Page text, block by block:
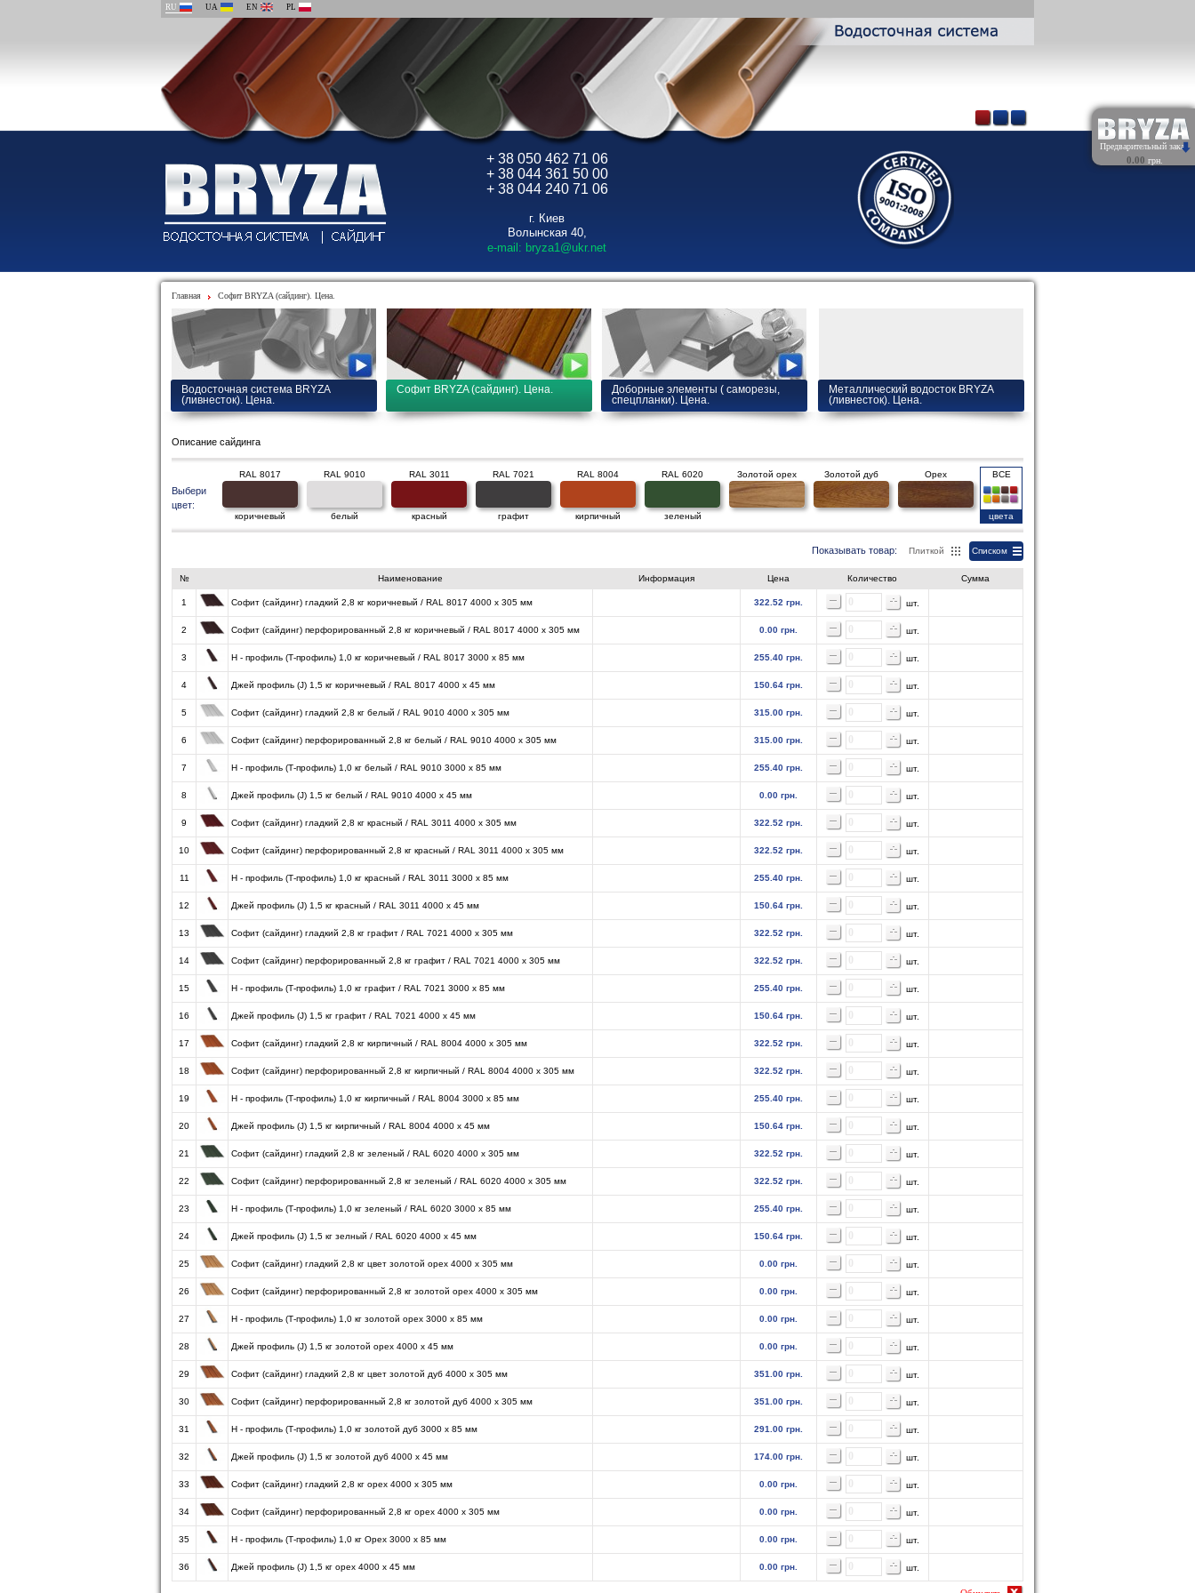
RU UA EN PL
+ 38 050 462 71 06
+ 38 044 361 50 00
+ 38 044 240 71 06
г. Киев
Волынская 40,
e-mail: bryza1@ukr.net
Главная Софит BRYZA (сайдинг). Цена.
Водосточная система BRYZA
(ливнесток). Цена.
Софит BRYZA (сайдинг). Цена.
Доборные элементы ( саморезы,
спецпланки). Цена.
Металлический водосток BRYZA
(ливнесток). Цена.
Описание сайдинга
Выбери
цвет:
RAL 8017
коричневый
RAL 9010
белый
RAL 3011
красный
RAL 7021
графит
RAL 8004
кирпичный
RAL 6020
зеленый
Золотой орех Золотой дуб Орех ВСЕ
цвета
Показывать товар: Плиткой Списком
№ Наименование Информация Цена Количество Сумма
1 Софит (сайдинг) гладкий 2,8 кг коричневый / RAL 8017 4000 х 305 мм 322.52 грн. шт.
2 Софит (сайдинг) перфорированный 2,8 кг коричневый / RAL 8017 4000 х 305 мм 0.00 грн. шт.
3 H - профиль (Т-профиль) 1,0 кг коричневый / RAL 8017 3000 х 85 мм 255.40 грн. шт.
4 Джей профиль (J) 1,5 кг коричневый / RAL 8017 4000 х 45 мм 150.64 грн. шт.
5 Софит (сайдинг) гладкий 2,8 кг белый / RAL 9010 4000 х 305 мм 315.00 грн. шт.
6 Софит (сайдинг) перфорированный 2,8 кг белый / RAL 9010 4000 х 305 мм 315.00 грн. шт.
7 H - профиль (Т-профиль) 1,0 кг белый / RAL 9010 3000 х 85 мм 255.40 грн. шт.
8 Джей профиль (J) 1,5 кг белый / RAL 9010 4000 х 45 мм 0.00 грн. шт.
9 Софит (сайдинг) гладкий 2,8 кг красный / RAL 3011 4000 х 305 мм 322.52 грн. шт.
10 Софит (сайдинг) перфорированный 2,8 кг красный / RAL 3011 4000 х 305 мм 322.52 грн. шт.
11 H - профиль (Т-профиль) 1,0 кг красный / RAL 3011 3000 х 85 мм 255.40 грн. шт.
12 Джей профиль (J) 1,5 кг красный / RAL 3011 4000 х 45 мм 150.64 грн. шт.
13 Софит (сайдинг) гладкий 2,8 кг графит / RAL 7021 4000 х 305 мм 322.52 грн. шт.
14 Софит (сайдинг) перфорированный 2,8 кг графит / RAL 7021 4000 х 305 мм 322.52 грн. шт.
15 H - профиль (Т-профиль) 1,0 кг графит / RAL 7021 3000 х 85 мм 255.40 грн. шт.
16 Джей профиль (J) 1,5 кг графит / RAL 7021 4000 х 45 мм 150.64 грн. шт.
17 Софит (сайдинг) гладкий 2,8 кг кирпичный / RAL 8004 4000 х 305 мм 322.52 грн. шт.
18 Софит (сайдинг) перфорированный 2,8 кг кирпичный / RAL 8004 4000 х 305 мм 322.52 грн. шт.
19 H - профиль (Т-профиль) 1,0 кг кирпичный / RAL 8004 3000 х 85 мм 255.40 грн. шт.
20 Джей профиль (J) 1,5 кг кирпичный / RAL 8004 4000 х 45 мм 150.64 грн. шт.
21 Софит (сайдинг) гладкий 2,8 кг зеленый / RAL 6020 4000 х 305 мм 322.52 грн. шт.
22 Софит (сайдинг) перфорированный 2,8 кг зеленый / RAL 6020 4000 х 305 мм 322.52 грн. шт.
23 H - профиль (Т-профиль) 1,0 кг зеленый / RAL 6020 3000 х 85 мм 255.40 грн. шт.
24 Джей профиль (J) 1,5 кг зелный / RAL 6020 4000 х 45 мм 150.64 грн. шт.
25 Софит (сайдинг) гладкий 2,8 кг цвет золотой орех 4000 х 305 мм 0.00 грн. шт.
26 Софит (сайдинг) перфорированный 2,8 кг золотой орех 4000 х 305 мм 0.00 грн. шт.
27 H - профиль (Т-профиль) 1,0 кг золотой орех 3000 х 85 мм 0.00 грн. шт.
28 Джей профиль (J) 1,5 кг золотой орех 4000 х 45 мм 0.00 грн. шт.
29 Софит (сайдинг) гладкий 2,8 кг цвет золотой дуб 4000 х 305 мм 351.00 грн. шт.
30 Софит (сайдинг) перфорированный 2,8 кг золотой дуб 4000 х 305 мм 351.00 грн. шт.
31 H - профиль (Т-профиль) 1,0 кг золотой дуб 3000 х 85 мм 291.00 грн. шт.
32 Джей профиль (J) 1,5 кг золотой дуб 4000 х 45 мм 174.00 грн. шт.
33 Софит (сайдинг) гладкий 2,8 кг орех 4000 х 305 мм 0.00 грн. шт.
34 Софит (сайдинг) перфорированный 2,8 кг орех 4000 х 305 мм 0.00 грн. шт.
35 H - профиль (Т-профиль) 1,0 кг Орех 3000 х 85 мм 0.00 грн. шт.
36 Джей профиль (J) 1,5 кг орех 4000 х 45 мм 0.00 грн. шт.
Предварительный заказ
0.00 грн.